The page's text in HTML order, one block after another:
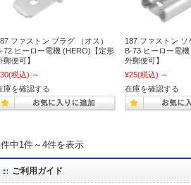
ファストン プラグ （オス）
72 ヒーロー電機 (HERO)【定形
郵便可】
(税込) ～
庫を確認する
187 ファストン ソ
B-73 ヒーロー電
外郵便可】
¥25(税込) ～
在庫を確認する
中1件～4件を表示
ご利用ガイド